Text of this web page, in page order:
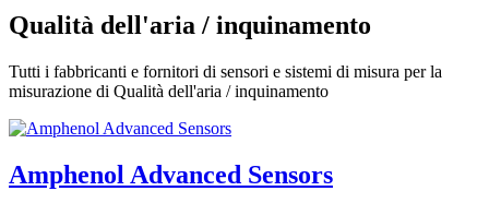
Qualità dell'aria / inquinamento
Tutti i fabbricanti e fornitori di sensori e sistemi di misura per la
misurazione di Qualità dell'aria / inquinamento
Amphenol Advanced Sensors